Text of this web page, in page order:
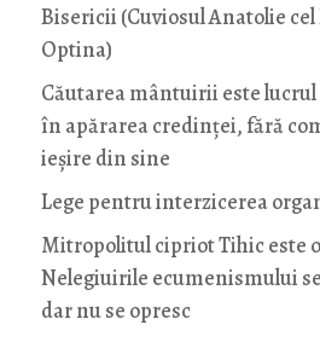
Bisericii (Cuviosul Anatolie
Optina)
Căutarea mântuirii este lucrul
în apărarea credinței, fără
ieșire din sine
Lege pentru interzicerea
Mitropolitul cipriot Tihic este
Nelegiuirile ecumenismului
dar nu se opresc